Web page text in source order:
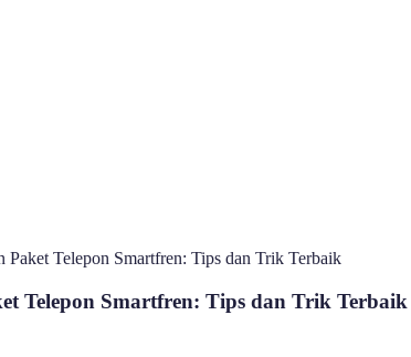
Paket Telepon Smartfren: Tips dan Trik Terbaik
Telepon Smartfren: Tips dan Trik Terbaik